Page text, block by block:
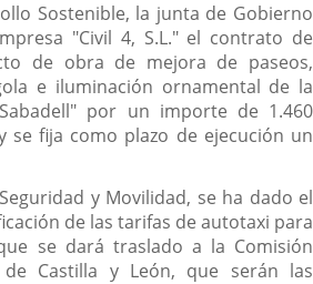
Sostenible, la junta de Gobierno
"Civil 4, S.L." el contrato de
de obra de mejora de paseos,
e iluminación ornamental de la
por un importe de 1.460
se fija como plazo de ejecución un
y Movilidad, se ha dado el
de las tarifas de autotaxi para
se dará traslado a la Comisión
de Castilla y León, que serán las